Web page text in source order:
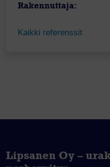
Rakennuttaja:
Kaikki referenssit
Lipsanen Oy –